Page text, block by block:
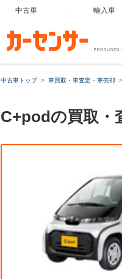
中古車 輸入車
中古車トップ 車買取・車査定・車売却
C+podの買取・